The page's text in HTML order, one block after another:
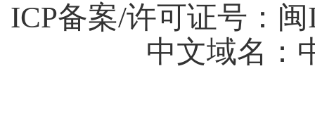
ICP备案/许可证号： 闽
中文域名：